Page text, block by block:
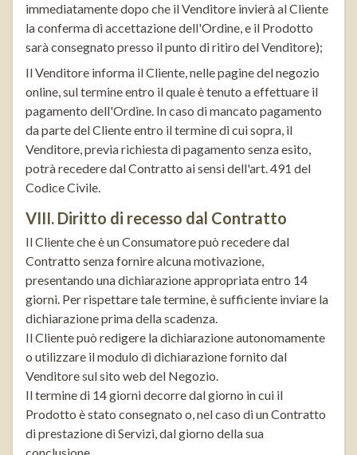
immediatamente dopo che il Venditore invierà al Cliente
la conferma di accettazione dell'Ordine, e il Prodotto
sarà consegnato presso il punto di ritiro del Venditore);
Il Venditore informa il Cliente, nelle pagine del negozio
online, sul termine entro il quale è tenuto a effettuare il
pagamento dell'Ordine. In caso di mancato pagamento
da parte del Cliente entro il termine di cui sopra, il
Venditore, previa richiesta di pagamento senza esito,
potrà recedere dal Contratto ai sensi dell'art. 491 del
Codice Civile.
VIII. Diritto di recesso dal Contratto
Il Cliente che è un Consumatore può recedere dal
Contratto senza fornire alcuna motivazione,
presentando una dichiarazione appropriata entro 14
giorni. Per rispettare tale termine, è sufficiente inviare la
dichiarazione prima della scadenza.
Il Cliente può redigere la dichiarazione autonomamente
o utilizzare il modulo di dichiarazione fornito dal
Venditore sul sito web del Negozio.
Il termine di 14 giorni decorre dal giorno in cui il
Prodotto è stato consegnato o, nel caso di un Contratto
di prestazione di Servizi, dal giorno della sua